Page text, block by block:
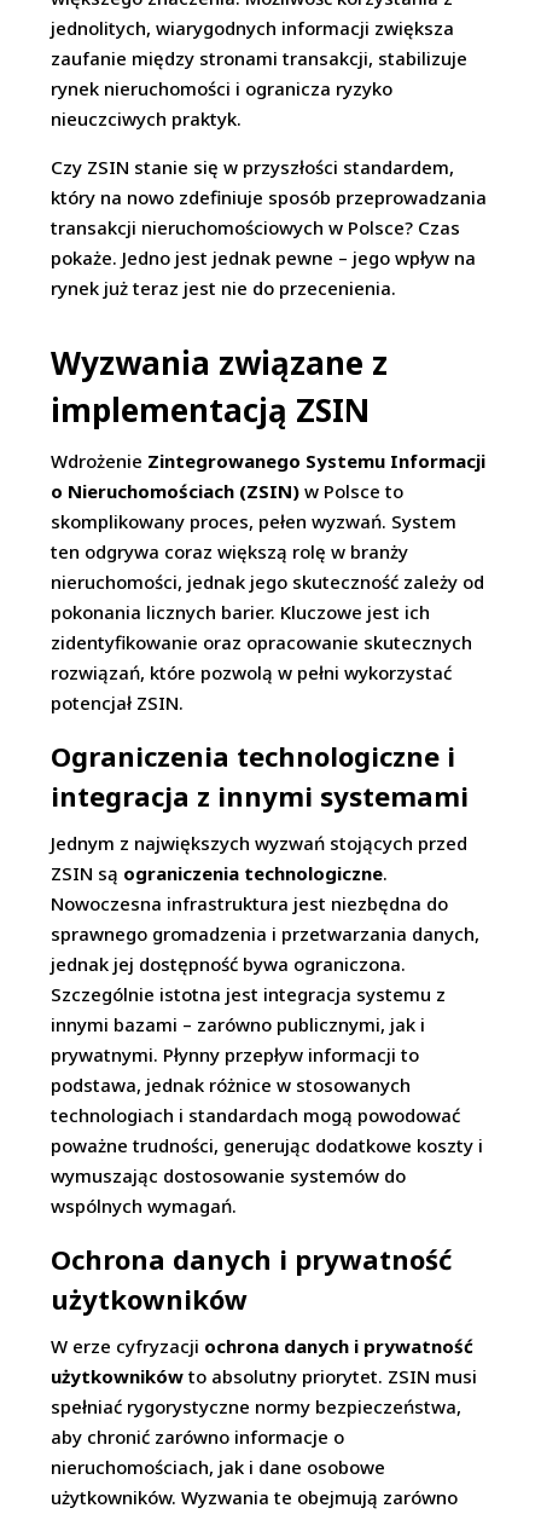
jednolitych, wiarygodnych informacji zwiększa
zaufanie między stronami transakcji, stabilizuje
rynek nieruchomości i ogranicza ryzyko
nieuczciwych praktyk.
Czy ZSIN stanie się w przyszłości standardem,
który na nowo zdefiniuje sposób przeprowadzania
transakcji nieruchomościowych w Polsce? Czas
pokaże. Jedno jest jednak pewne – jego wpływ na
rynek już teraz jest nie do przecenienia.
Wyzwania związane z
implementacją ZSIN
Wdrożenie Zintegrowanego Systemu Informacji
o Nieruchomościach (ZSIN) w Polsce to
skomplikowany proces, pełen wyzwań. System
ten odgrywa coraz większą rolę w branży
nieruchomości, jednak jego skuteczność zależy od
pokonania licznych barier. Kluczowe jest ich
zidentyfikowanie oraz opracowanie skutecznych
rozwiązań, które pozwolą w pełni wykorzystać
potencjał ZSIN.
Ograniczenia technologiczne i
integracja z innymi systemami
Jednym z największych wyzwań stojących przed
ZSIN są ograniczenia technologiczne.
Nowoczesna infrastruktura jest niezbędna do
sprawnego gromadzenia i przetwarzania danych,
jednak jej dostępność bywa ograniczona.
Szczególnie istotna jest integracja systemu z
innymi bazami – zarówno publicznymi, jak i
prywatnymi. Płynny przepływ informacji to
podstawa, jednak różnice w stosowanych
technologiach i standardach mogą powodować
poważne trudności, generując dodatkowe koszty i
wymuszając dostosowanie systemów do
wspólnych wymagań.
Ochrona danych i prywatność
użytkowników
W erze cyfryzacji ochrona danych i prywatność
użytkowników to absolutny priorytet. ZSIN musi
spełniać rygorystyczne normy bezpieczeństwa,
aby chronić zarówno informacje o
nieruchomościach, jak i dane osobowe
użytkowników. Wyzwania te obejmują zarówno